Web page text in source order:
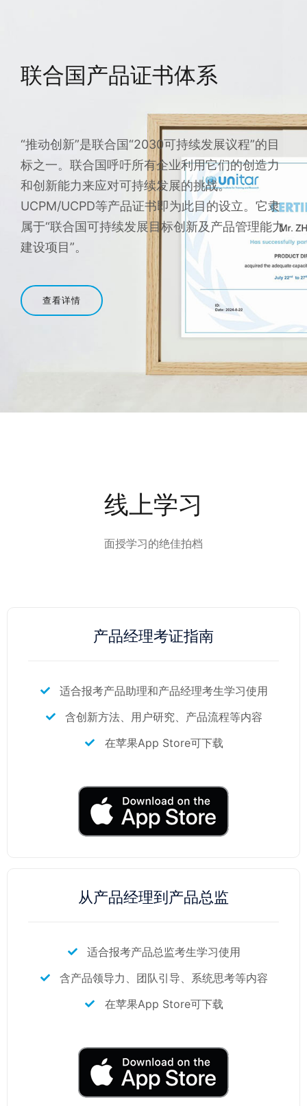
联合国产品证书体系
“推动创新”是联合国“2030可持续发展议程”的目
标之一。联合国呼吁所有企业利用它们的创造力
和创新能力来应对可持续发展的挑战。
UCPM/UCPD等产品证书即为此目的设立。它隶
属于“联合国可持续发展目标创新及产品管理能力
建设项目”。
查看详情
线上学习
面授学习的绝佳拍档
产品经理考证指南
适合报考产品助理和产品经理考生学习使用
含创新方法、用户研究、产品流程等内容
在苹果App Store可下载
从产品经理到产品总监
适合报考产品总监考生学习使用
含产品领导力、团队引导、系统思考等内容
在苹果App Store可下载